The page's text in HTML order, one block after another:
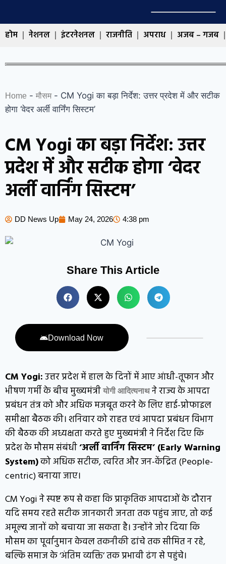
होम नेशनल इंटरनेशनल राजनीति अपराध अजब – गजब
Home - मौसम- CM Yogi का बड़ा निर्देश: उत्तर प्रदेश में और सटीक
होगा ‘वेदर अर्ली वार्निंग सिस्टम’
CM Yogi का बड़ा निर्देश: उत्तर
प्रदेश में और सटीक होगा ‘वेदर
अर्ली वार्निंग सिस्टम’
DD News Up May 24, 2026 4:38 pm
Share This Article
Download Now
CM Yogi:उत्तर प्रदेश में हाल के दिनों में आए आंधी-तूफान और
भीषण गर्मी के बीच मुख्यमंत्री योगी आदित्यनाथने राज्य के आपदा
प्रबंधन तंत्र को और अधिक मजबूत करने के लिए हाई-प्रोफाइल
समीक्षा बैठक की। शनिवार को राहत एवं आपदा प्रबंधन विभाग
की बैठक की अध्यक्षता करते हुए मुख्यमंत्री ने निर्देश दिए कि
प्रदेश के मौसम संबंधी‘अर्ली वार्निंग सिस्टम’ (Early Warning
System)को अधिक सटीक, त्वरित और जन-केंद्रित (People-
centric) बनाया जाए।
CM Yogi ने स्पष्ट रूप से कहा कि प्राकृतिक आपदाओं के दौरान
यदि समय रहते सटीक जानकारी जनता तक पहुंच जाए, तो कई
अमूल्य जानों को बचाया जा सकता है। उन्होंने जोर दिया कि
मौसम का पूर्वानुमान केवल तकनीकी ढांचे तक सीमित न रहे,
बल्कि समाज के ‘अंतिम व्यक्ति’ तक प्रभावी ढंग से पहुंचे।